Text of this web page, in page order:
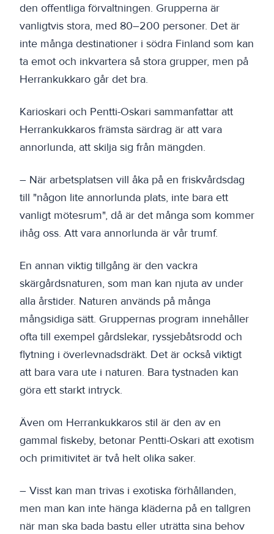
den offentliga förvaltningen. Grupperna är
vanligtvis stora, med 80–200 personer. Det är
inte många destinationer i södra Finland som kan
ta emot och inkvartera så stora grupper, men på
Herrankukkaro går det bra.
Karioskari och Pentti-Oskari sammanfattar att
Herrankukkaros främsta särdrag är att vara
annorlunda, att skilja sig från mängden.
– När arbetsplatsen vill åka på en friskvårdsdag
till "någon lite annorlunda plats, inte bara ett
vanligt mötesrum", då är det många som kommer
ihåg oss. Att vara annorlunda är vår trumf.
En annan viktig tillgång är den vackra
skärgårdsnaturen, som man kan njuta av under
alla årstider. Naturen används på många
mångsidiga sätt. Gruppernas program innehåller
ofta till exempel gårdslekar, ryssjebåtsrodd och
flytning i överlevnadsdräkt. Det är också viktigt
att bara vara ute i naturen. Bara tystnaden kan
göra ett starkt intryck.
Även om Herrankukkaros stil är den av en
gammal fiskeby, betonar Pentti-Oskari att exotism
och primitivitet är två helt olika saker.
– Visst kan man trivas i exotiska förhållanden,
men man kan inte hänga kläderna på en tallgren
när man ska bada bastu eller uträtta sina behov